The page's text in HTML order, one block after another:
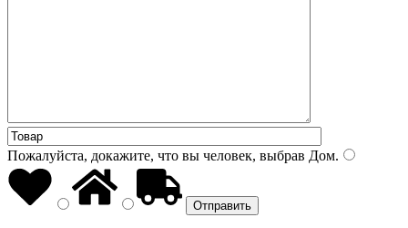
Пожалуйста, докажите, что вы человек, выбрав Дом.